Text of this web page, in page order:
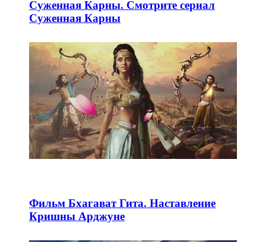
Суженная Карны. Смотрите сериал
Суженная Карны
Фильм Бхагават Гита. Наставление
Кришны Арджуне